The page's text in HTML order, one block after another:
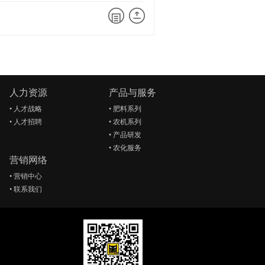
人力资源
• 人才战略
• 人才招聘
产品与服务
• 肥料系列
• 农机系列
• 产品研发
• 农化服务
营销网络
• 营销中心
• 联系我们